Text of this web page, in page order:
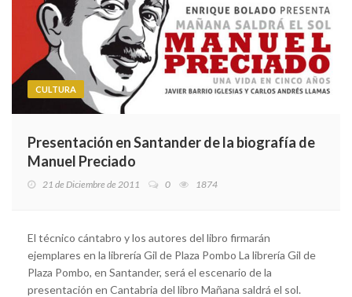
CULTURA
Presentación en Santander de la biografía de
Manuel Preciado
21 de Diciembre de 2011 0 1874
El técnico cántabro y los autores del libro firmarán
ejemplares en la librería Gil de Plaza Pombo La librería Gil de
Plaza Pombo, en Santander, será el escenario de la
presentación en Cantabria del libro Mañana saldrá el sol.